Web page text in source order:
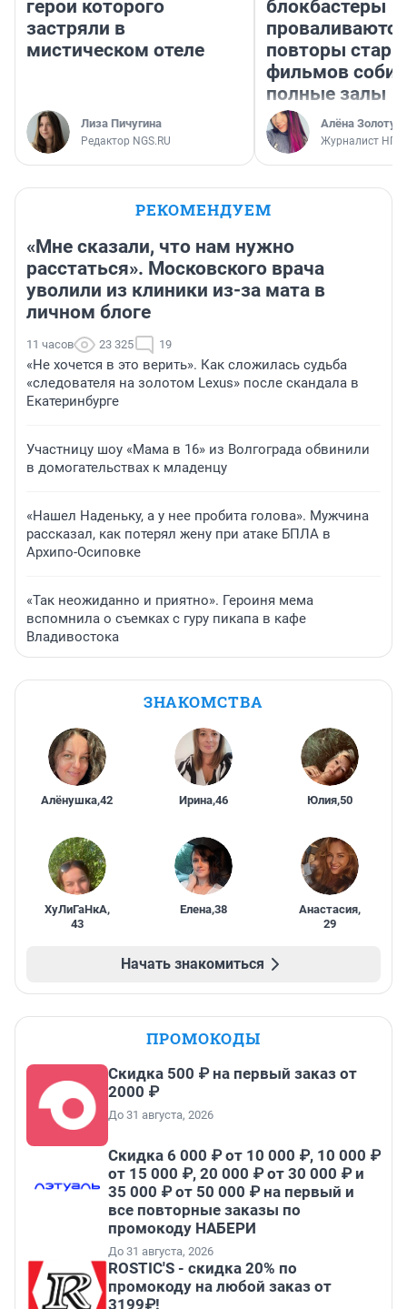
герои которого
застряли в
мистическом отеле
Лиза Пичугина
Редактор NGS.RU
блокбастеры
повторы
фильмов
полные залы
Алёна
Журналист НГС
РЕКОМЕНДУЕМ
«Мне сказали, что нам нужно
расстаться». Московского врача
уволили из клиники из-за мата в
личном блоге
11 часов 23 325 19
«Не хочется в это верить». Как сложилась судьба
«следователя на золотом Lexus» после скандала в
Екатеринбурге
Участницу шоу «Мама в 16» из Волгограда обвинили
в домогательствах к младенцу
«Нашел Наденьку, а у нее пробита голова». Мужчина
рассказал, как потерял жену при атаке БПЛА в
Архипо-Осиповке
«Так неожиданно и приятно». Героиня мема
вспомнила о съемках с гуру пикапа в кафе
Владивостока
ЗНАКОМСТВА
Алёнушка,42 Ирина,46 Юлия,50
ХуЛиГаНкА,
43
Елена,38 Анастасия,
29
Начать знакомиться
ПРОМОКОДЫ
Скидка 500 ₽ на первый заказ от
2000 ₽
До 31 августа, 2026
Скидка 6 000 ₽ от 10 000 ₽, 10 000 ₽
от 15 000 ₽, 20 000 ₽ от 30 000 ₽ и
35 000 ₽ от 50 000 ₽ на первый и
все повторные заказы по
промокоду НАБЕРИ
До 31 августа, 2026
ROSTIC'S - скидка 20% по
промокоду на любой заказ от
3199₽!